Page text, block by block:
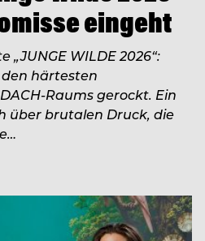
eingeht
WILDE 2026“:
härtesten
Raums gerockt. Ein
über brutalen Druck, die